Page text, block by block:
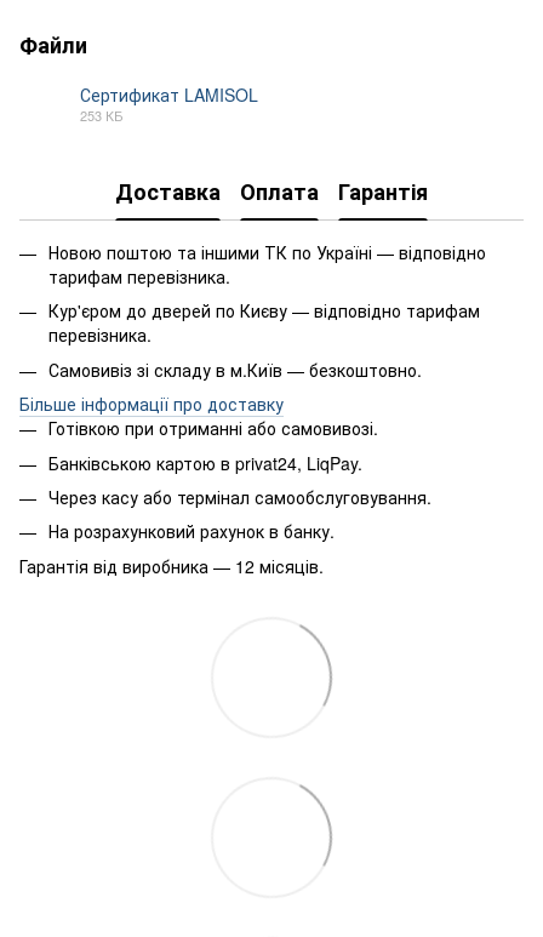
Файли
Сертификат LAMISOL
253 КБ
Доставка Оплата Гарантія
Новою поштою та іншими ТК по Україні — відповідно
тарифам перевізника.
Кур'єром до дверей по Києву — відповідно тарифам
перевізника.
Самовивіз зі складу в м.Київ — безкоштовно.
Більше інформації про доставку
Готівкою при отриманні або самовивозі.
Банківською картою в privat24, LiqPay.
Через касу або термінал самообслуговування.
На розрахунковий рахунок в банку.
Гарантія від виробника — 12 місяців.